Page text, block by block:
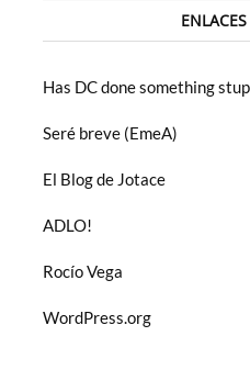
ENLACES
Has DC done something
Seré breve (EmeA)
El Blog de Jotace
ADLO!
Rocío Vega
WordPress.org